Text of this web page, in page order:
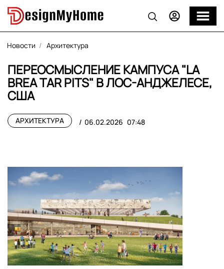
Новости Архитектура
ПЕРЕОСМЫСЛЕНИЕ КАМПУСА "LA
BREA TAR PITS" В ЛОС-АНДЖЕЛЕСЕ,
США
АРХИТЕКТУРА 06.02.2026 07:48